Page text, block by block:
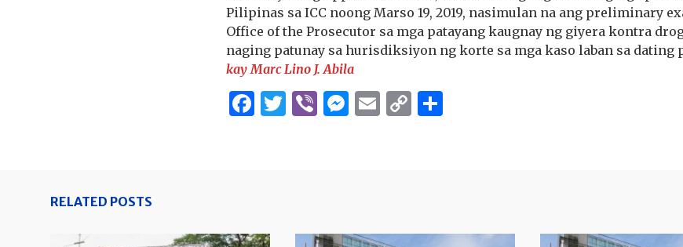
Pilipinas sa ICC noong Marso 19, 2019, nasimulan na ang preliminary
Office of the Prosecutor sa mga patayang kaugnay ng giyera kontra
naging patunay sa hurisdiksiyon ng korte sa mga kaso laban sa dating
kay Marc Lino J. Abila
Facebook
Twitter
ViberMessenger
Email
Copy
RELATED POSTS